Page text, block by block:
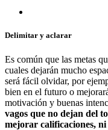
Delimitar y aclarar
Es común que las metas
cuales dejarán mucho
será fácil olvidar, por
bien en el futuro o
motivación y buenas
vagos que no dejan del
mejorar calificaciones,